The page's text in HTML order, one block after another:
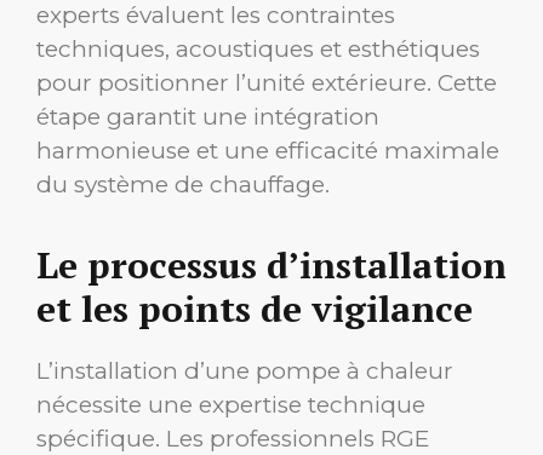
experts évaluent les contraintes
techniques, acoustiques et esthétiques
pour positionner l’unité extérieure. Cette
étape garantit une intégration
harmonieuse et une efficacité maximale
du système de chauffage.
Le processus d’installation
et les points de vigilance
L’installation d’une pompe à chaleur
nécessite une expertise technique
spécifique. Les professionnels RGE